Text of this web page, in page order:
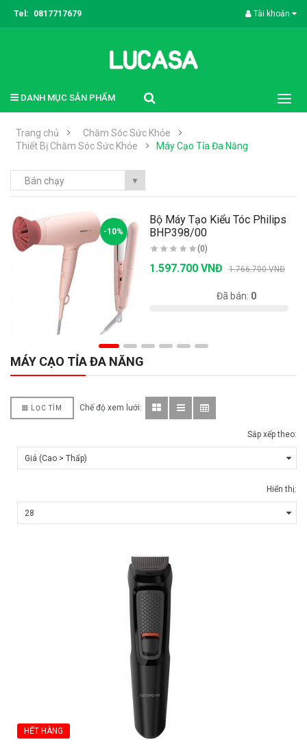
Tel: 0817717679 Tài khoản
DANH MỤC SẢN PHẨM
Trang chủ
Chăm Sóc Sức Khỏe
Thiết Bị Chăm Sóc Sức Khỏe
Máy Cạo Tỉa Đa Năng
Bán chạy ▼
-10%
Bộ Máy Tạo Kiểu Tóc Philips
BHP398/00
(0)
1.597.700 VNĐ 1.766.700 VNĐ
Đã bán: 0
MÁY CẠO TỈA ĐA NĂNG
LỌC TÌM Chế độ xem lưới:
Sắp xếp theo:
Hiển thị:
HẾT HÀNG